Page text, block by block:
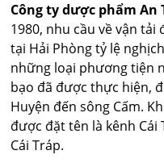
Công ty dược phẩm An
1980, nhu cầu về vận
tại Hải Phòng tỷ lệ
những loại phương tiện
bạo đã được thực hiện,
Huyện đến sông Cấm.
được đặt tên là kênh Cái
Cái Tráp.